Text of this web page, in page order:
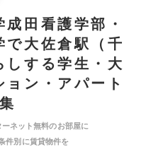
田看護学部・
大佐倉駅（千
する学生・大
ン・アパート
ネット無料のお部屋に
件別に賃貸物件を